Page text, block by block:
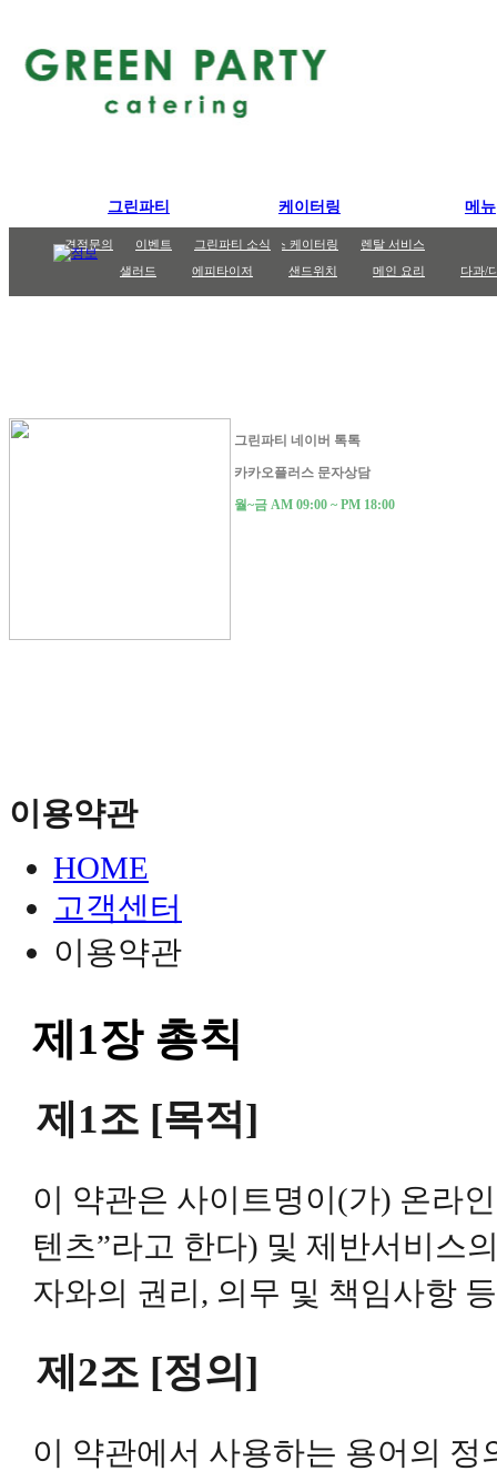
그린파티
그린파티 포트폴리오 STAFF 소개
케이터링
케이터링
메뉴
파티메뉴
샐러드
에피타이저 샌드위치 메인 요리 다과/
도시락/런치박스 고메박스
파티 케이터링 까페 케이터링 박스 케이터링 렌탈 서비스
견적문의 이벤트 그린파티 소식
그린파티 네이버 톡톡
카카오플러스 문자상담
월~금 AM 09:00 ~ PM 18:00
이용약관
HOME
고객센터
이용약관
제1장 총칙
제1조 [목적]
이 약관은 사이트명이(가) 온라
텐츠”라고 한다) 및 제반서비스
자와의 권리, 의무 및 책임사항
제2조 [정의]
이 약관에서 사용하는 용어의 정